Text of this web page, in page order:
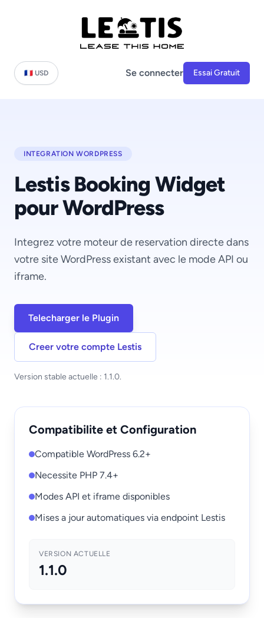
🇫🇷 USD Se connecter Essai Gratuit
INTEGRATION WORDPRESS
Lestis Booking Widget
pour WordPress
Integrez votre moteur de reservation directe dans
votre site WordPress existant avec le mode API ou
iframe.
Telecharger le Plugin
Creer votre compte Lestis
Version stable actuelle : 1.1.0.
Compatibilite et Configuration
Compatible WordPress 6.2+
Necessite PHP 7.4+
Modes API et iframe disponibles
Mises a jour automatiques via endpoint Lestis
VERSION ACTUELLE
1.1.0